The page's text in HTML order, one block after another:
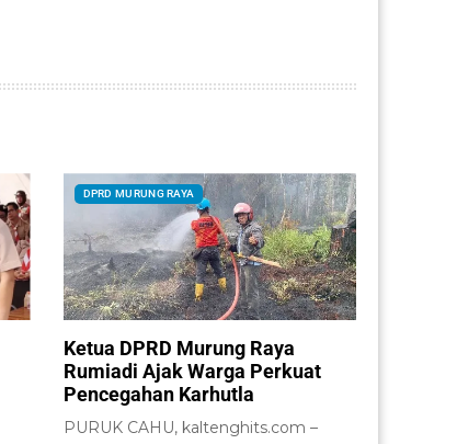
DPRD MURUNG RAYA
Ketua DPRD Murung Raya
Rumiadi Ajak Warga Perkuat
Pencegahan Karhutla
PURUK CAHU, kaltenghits.com –